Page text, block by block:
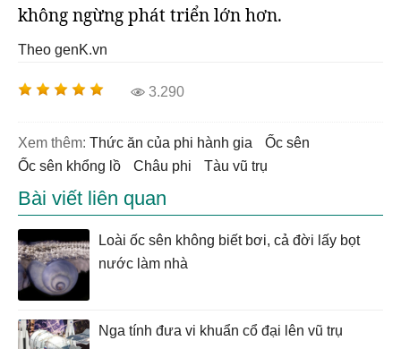
không ngừng phát triển lớn hơn.
Theo genK.vn
3.290
Xem thêm: thức ăn của phi hành gia
ốc sên
ốc sên khổng lồ
châu phi tàu vũ trụ
Bài viết liên quan
Loài ốc sên không biết bơi, cả đời lấy bọt
nước làm nhà
Nga tính đưa vi khuẩn cổ đại lên vũ trụ